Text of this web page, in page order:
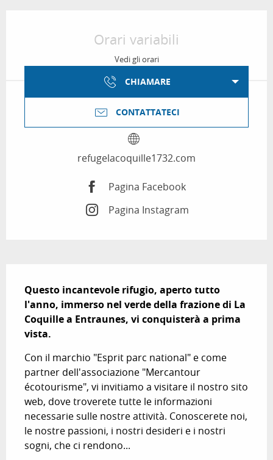
Orari variabili
Vedi gli orari
CHIAMARE
CONTATTATECI
refugelacoquille1732.com
Pagina Facebook
Pagina Instagram
Questo incantevole rifugio, aperto tutto
l'anno, immerso nel verde della frazione di La
Coquille a Entraunes, vi conquisterà a prima
vista.
Con il marchio "Esprit parc national" e come
partner dell'associazione "Mercantour
écotourisme", vi invitiamo a visitare il nostro sito
web, dove troverete tutte le informazioni
necessarie sulle nostre attività. Conoscerete noi,
le nostre passioni, i nostri desideri e i nostri
sogni, che ci rendono...